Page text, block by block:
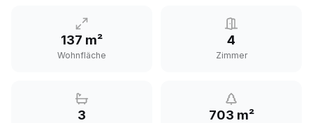
137 m²
Wohnfläche
4
Zimmer
3 703 m²